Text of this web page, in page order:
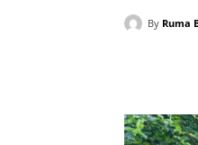
By Ruma